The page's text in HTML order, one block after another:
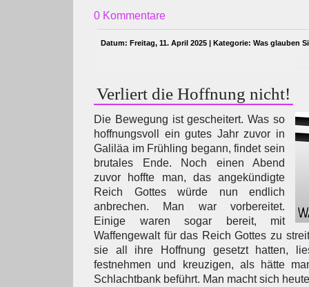
0 Kommentare
Datum: Freitag, 11. April 2025 | Kategorie: Was glauben
Verliert die Hoffnung nicht!
Die Bewegung ist gescheitert. Was so
hoffnungsvoll ein gutes Jahr zuvor in
Galiläa im Frühling begann, findet sein
brutales Ende. Noch einen Abend
zuvor hoffte man, das angekündigte
Reich Gottes würde nun endlich
anbrechen. Man war vorbereitet.
Einige waren sogar bereit, mit
Waffengewalt für das Reich Gottes zu
sie all ihre Hoffnung gesetzt hatten,
festnehmen und kreuzigen, als hätte
Schlachtbank beführt. Man macht sich